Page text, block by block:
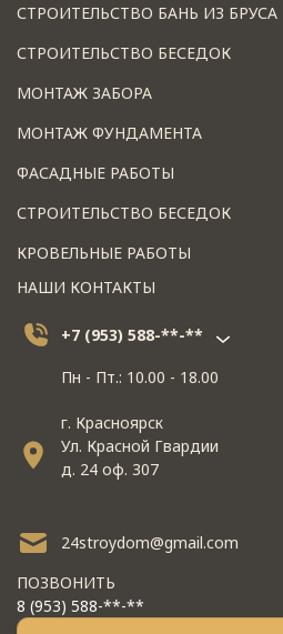
СТРОИТЕЛЬСТВО БАНЬ ИЗ БРУСА
СТРОИТЕЛЬСТВО БЕСЕДОК
МОНТАЖ ЗАБОРА
МОНТАЖ ФУНДАМЕНТА
ФАСАДНЫЕ РАБОТЫ
СТРОИТЕЛЬСТВО БЕСЕДОК
КРОВЕЛЬНЫЕ РАБОТЫ
НАШИ КОНТАКТЫ
+7 (953) 588-**-**
Пн - Пт.: 10.00 - 18.00
г. Красноярск
Ул. Красной Гвардии
д. 24 оф. 307
24stroydom@gmail.com
ПОЗВОНИТЬ
8 (953) 588-**-**